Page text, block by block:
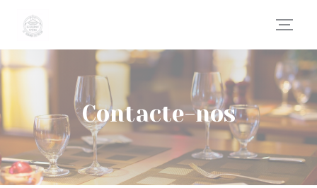
Contacte-nos